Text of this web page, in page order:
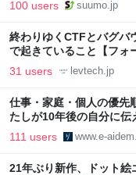
100 users suumo.jp
終わりゆくCTFとバグバ
で起きていること【フォ
31 users levtech.jp
仕事・家庭・個人の優先
たしが10年後の自分に
111 users www.e-
21年ぶり新作、ドット絵